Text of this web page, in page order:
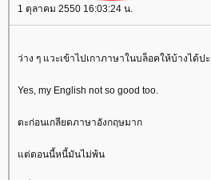
1 ตุลาคม 2550 16:03:24 น.
ว่าง ๆ แวะเข้าไปเกาภาษาในบล็อคให้บ้างได้ปะ
Yes, my English not so good too.
ตะก่อนเกลียดภาษาอังกฤษมาก
ต่ตอนนี้หนี้มันไม่พ้น